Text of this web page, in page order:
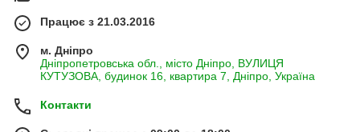
Працює з 21.03.2016
м. Дніпро
Дніпропетровська обл., місто Дніпро, ВУЛИЦЯ
КУТУЗОВА, будинок 16, квартира 7, Дніпро, Україна
Контакти